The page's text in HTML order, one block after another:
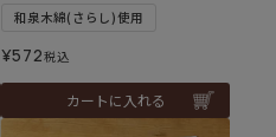
和泉木綿(さらし)使用
¥572税込
カートに入れる